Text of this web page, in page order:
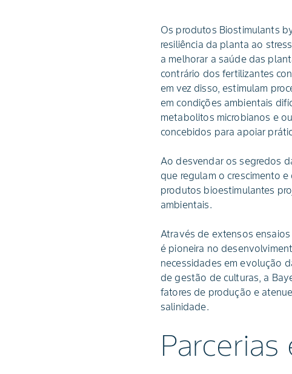
Os produtos Biostimulants
resiliência da planta ao
a melhorar a saúde das
contrário dos fertilizantes
em vez disso, estimulam
em condições ambientais
metabolitos microbianos e
concebidos para apoiar
Ao desvendar os segredos
que regulam o crescimento
produtos bioestimulantes
ambientais.
Através de extensos
é pioneira no
necessidades em evolução
de gestão de culturas, a
fatores de produção e
salinidade.